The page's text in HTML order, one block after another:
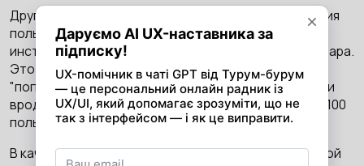
Другим действенным способом завоевания доверия
пользователей является использование
инструментов стимуляции спроса со статусом товара.
Это могут быть лейбы с такими надписями как
"популярный товар", "заканчивается", или подписями
вроде "осталось 2 единицы", "этот товар заказало 100
пользователей" и т.д.
В качестве примера рассмотрим страницу с детской